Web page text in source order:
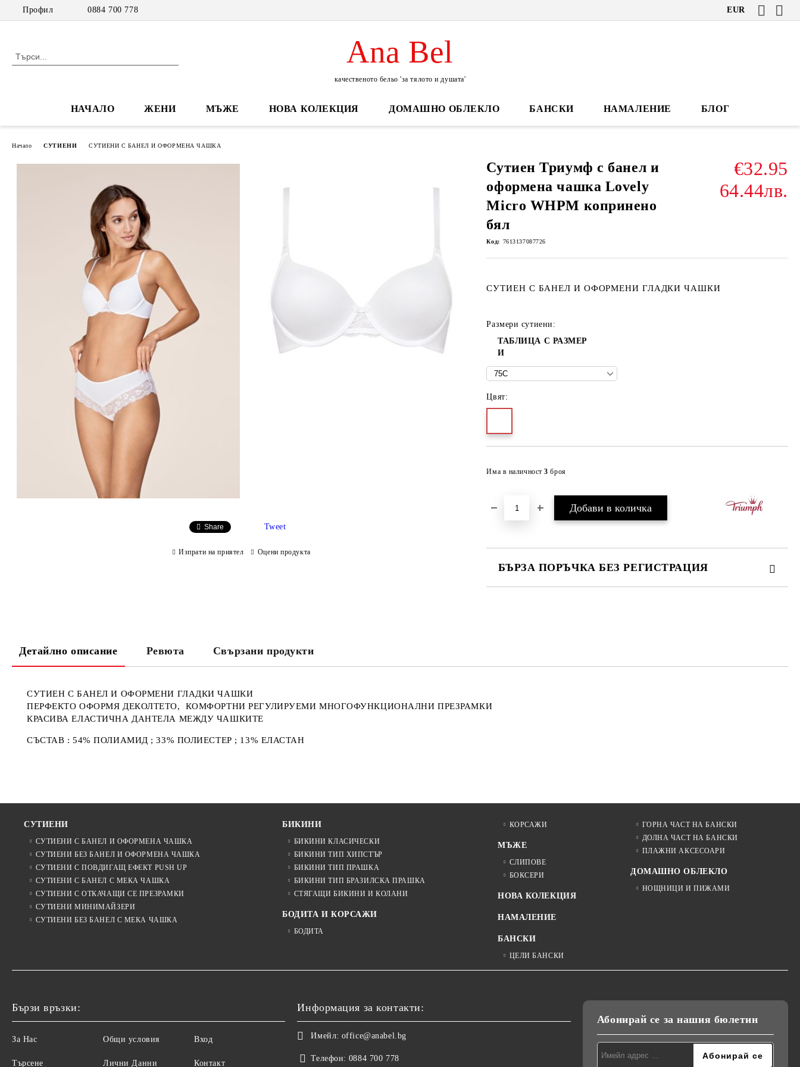
Профил 0884 700 778 EUR
Ana Bel
качественото бельо 'за тялото и душата'
НАЧАЛО ЖЕНИ МЪЖЕ НОВА КОЛЕКЦИЯ ДОМАШНО ОБЛЕКЛО БАНСКИ НАМАЛЕНИЕ БЛОГ
Начало СУТИЕНИ СУТИЕНИ С БАНЕЛ И ОФОРМЕНА ЧАШКА
Сутиен Триумф с банел и
оформена чашка Lovely
Micro WHPM копринено
бял
€32.95
64.44лв.
Код: 7613137087726
СУТИЕН С БАНЕЛ И ОФОРМЕНИ ГЛАДКИ ЧАШКИ
Размери сутиени:
ТАБЛИЦА С РАЗМЕР
И
Цвят:
Има в наличност3 броя
БЪРЗА ПОРЪЧКА БЕЗ РЕГИСТРАЦИЯ
Share Tweet
Изпрати на приятел Оцени продукта
Детайлно описание Ревюта Свързани продукти
СУТИЕН С БАНЕЛ И ОФОРМЕНИ ГЛАДКИ ЧАШКИ
ПЕРФЕКТО ОФОРМЯ ДЕКОЛТЕТО, КОМФОРТНИ РЕГУЛИРУЕМИ МНОГОФУНКЦИОНАЛНИ ПРЕЗРАМКИ
КРАСИВА ЕЛАСТИЧНА ДАНТЕЛА МЕЖДУ ЧАШКИТЕ
СЪСТАВ : 54% ПОЛИАМИД ; 33% ПОЛИЕСТЕР ; 13% ЕЛАСТАН
СУТИЕНИ
СУТИЕНИ С БАНЕЛ И ОФОРМЕНА ЧАШКА
СУТИЕНИ БЕЗ БАНЕЛ И ОФОРМЕНА ЧАШКА
СУТИЕНИ С ПОВДИГАЩ ЕФЕКТ PUSH UP
СУТИЕНИ С БАНЕЛ С МЕКА ЧАШКА
СУТИЕНИ С ОТКАЧАЩИ СЕ ПРЕЗРАМКИ
СУТИЕНИ МИНИМАЙЗЕРИ
СУТИЕНИ БЕЗ БАНЕЛ С МЕКА ЧАШКА
БИКИНИ
БИКИНИ КЛАСИЧЕСКИ
БИКИНИ ТИП ХИПСТЪР
БИКИНИ ТИП ПРАШКА
БИКИНИ ТИП БРАЗИЛСКА ПРАШКА
СТЯГАЩИ БИКИНИ И КОЛАНИ
БОДИТА И КОРСАЖИ
БОДИТА
КОРСАЖИ
МЪЖЕ
СЛИПОВЕ
БОКСЕРИ
НОВА КОЛЕКЦИЯ
НАМАЛЕНИЕ
БАНСКИ
ЦЕЛИ БАНСКИ
ГОРНА ЧАСТ НА БАНСКИ
ДОЛНА ЧАСТ НА БАНСКИ
ПЛАЖНИ АКСЕСОАРИ
ДОМАШНО ОБЛЕКЛО
НОЩНИЦИ И ПИЖАМИ
Бързи връзки:
За Нас
Търсене
Общи условия
Лични Данни
Вход
Контакт
Информация за контакти:
Имейл: office@anabel.bg
Телефон: 0884 700 778
Абонирай се за нашия бюлетин